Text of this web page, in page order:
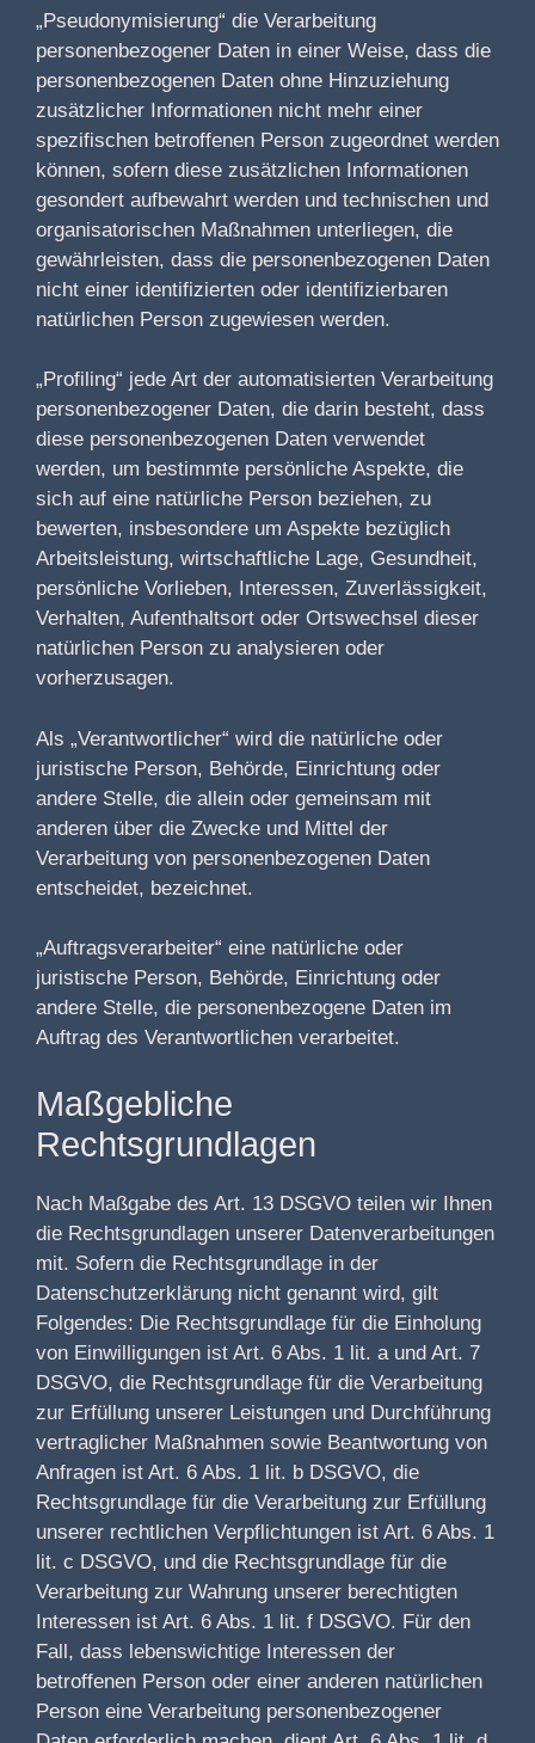
„Pseudonymisierung“ die Verarbeitung
personenbezogener Daten in einer Weise, dass die
personenbezogenen Daten ohne Hinzuziehung
zusätzlicher Informationen nicht mehr einer
spezifischen betroffenen Person zugeordnet werden
können, sofern diese zusätzlichen Informationen
gesondert aufbewahrt werden und technischen und
organisatorischen Maßnahmen unterliegen, die
gewährleisten, dass die personenbezogenen Daten
nicht einer identifizierten oder identifizierbaren
natürlichen Person zugewiesen werden.
„Profiling“ jede Art der automatisierten Verarbeitung
personenbezogener Daten, die darin besteht, dass
diese personenbezogenen Daten verwendet
werden, um bestimmte persönliche Aspekte, die
sich auf eine natürliche Person beziehen, zu
bewerten, insbesondere um Aspekte bezüglich
Arbeitsleistung, wirtschaftliche Lage, Gesundheit,
persönliche Vorlieben, Interessen, Zuverlässigkeit,
Verhalten, Aufenthaltsort oder Ortswechsel dieser
natürlichen Person zu analysieren oder
vorherzusagen.
Als „Verantwortlicher“ wird die natürliche oder
juristische Person, Behörde, Einrichtung oder
andere Stelle, die allein oder gemeinsam mit
anderen über die Zwecke und Mittel der
Verarbeitung von personenbezogenen Daten
entscheidet, bezeichnet.
„Auftragsverarbeiter“ eine natürliche oder
juristische Person, Behörde, Einrichtung oder
andere Stelle, die personenbezogene Daten im
Auftrag des Verantwortlichen verarbeitet.
Maßgebliche
Rechtsgrundlagen
Nach Maßgabe des Art. 13 DSGVO teilen wir Ihnen
die Rechtsgrundlagen unserer Datenverarbeitungen
mit. Sofern die Rechtsgrundlage in der
Datenschutzerklärung nicht genannt wird, gilt
Folgendes: Die Rechtsgrundlage für die Einholung
von Einwilligungen ist Art. 6 Abs. 1 lit. a und Art. 7
DSGVO, die Rechtsgrundlage für die Verarbeitung
zur Erfüllung unserer Leistungen und Durchführung
vertraglicher Maßnahmen sowie Beantwortung von
Anfragen ist Art. 6 Abs. 1 lit. b DSGVO, die
Rechtsgrundlage für die Verarbeitung zur Erfüllung
unserer rechtlichen Verpflichtungen ist Art. 6 Abs. 1
lit. c DSGVO, und die Rechtsgrundlage für die
Verarbeitung zur Wahrung unserer berechtigten
Interessen ist Art. 6 Abs. 1 lit. f DSGVO. Für den
Fall, dass lebenswichtige Interessen der
betroffenen Person oder einer anderen natürlichen
Person eine Verarbeitung personenbezogener